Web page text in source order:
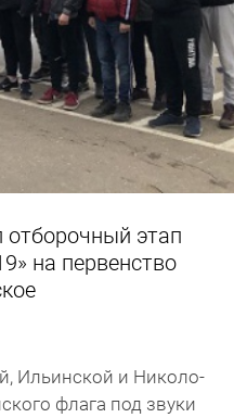
отборочный этап
на первенство
Ильинской и Николо-
флага под звуки